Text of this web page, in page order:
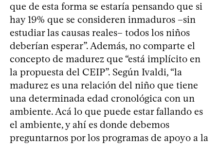
que de esta forma se estaría pensando que si
hay 19% que se consideren inmaduros –sin
estudiar las causas reales– todos los niños
deberían esperar”. Además, no comparte el
concepto de madurez que “está implícito en
la propuesta del CEIP”. Según Ivaldi, “la
madurez es una relación del niño que tiene
una determinada edad cronológica con un
ambiente. Acá lo que puede estar fallando es
el ambiente, y ahí es donde debemos
preguntarnos por los programas de apoyo a la